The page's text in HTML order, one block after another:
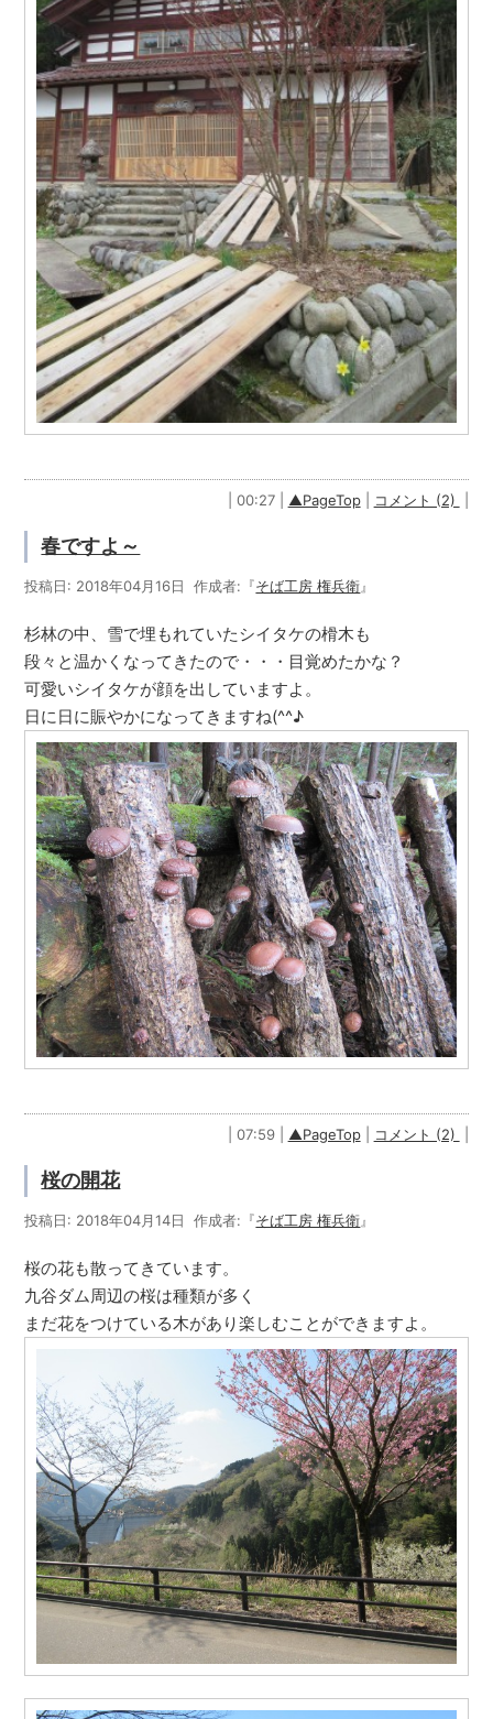
| 00:27 | ▲PageTop| コメント (2)
春ですよ～
投稿日: 2018年04月16日 作成者:『そば工房 権兵衛』
杉林の中、雪で埋もれていたシイタケの榾木も
段々と温かくなってきたので・・・目覚めたかな？
可愛いシイタケが顔を出していますよ。
日に日に賑やかになってきますね(^^♪
| 07:59 | ▲PageTop| コメント (2)
桜の開花
投稿日: 2018年04月14日 作成者:『そば工房 権兵衛』
桜の花も散ってきています。
九谷ダム周辺の桜は種類が多く
まだ花をつけている木があり楽しむことができますよ。